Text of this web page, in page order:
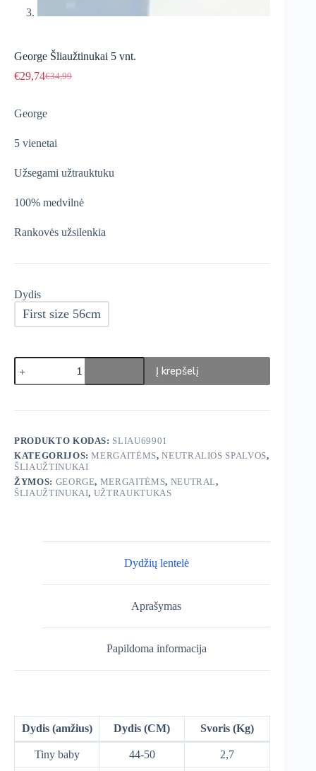
George Šliaužtinukai 5 vnt.
€34,99
Original
€34,99.
€29,74Current
€29,74.
George
5 vienetai
Užsegami užtrauktuku
100% medvilnė
Rankovės užsilenkia
Dydis
First size 56cm
produkto
kiekis:
George
5
Į krepšelį
PRODUKTO KODAS: SLIAU69901
KATEGORIJOS:MERGAITĖMS,NEUTRALIOS SPALVOS,
ŠLIAUŽTINUKAI
ŽYMOS: GEORGE, MERGAITĖMS, NEUTRAL,
ŠLIAUŽTINUKAI, UŽTRAUKTUKAS
Dydžių lentelė
Aprašymas
Papildoma informacija
Dydis (amžius) Dydis (CM) Svoris (Kg)
Tiny baby 44-50 2,7